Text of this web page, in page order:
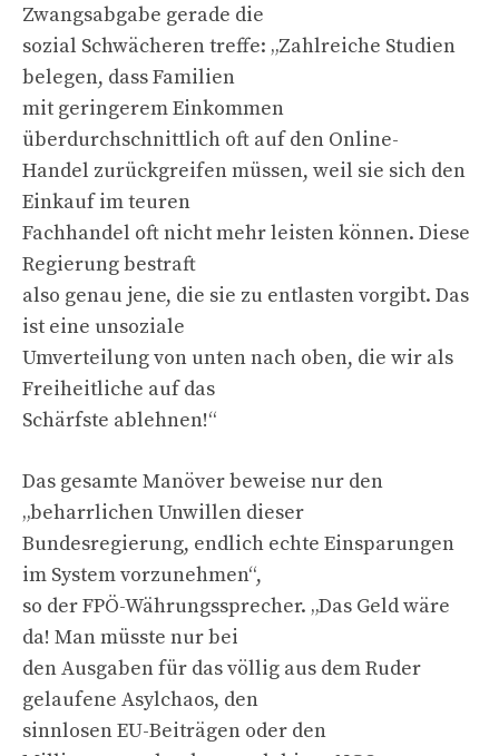
Zwangsabgabe gerade die
sozial Schwächeren treffe: „Zahlreiche Studien
belegen, dass Familien
mit geringerem Einkommen
überdurchschnittlich oft auf den Online-
Handel zurückgreifen müssen, weil sie sich den
Einkauf im teuren
Fachhandel oft nicht mehr leisten können. Diese
Regierung bestraft
also genau jene, die sie zu entlasten vorgibt. Das
ist eine unsoziale
Umverteilung von unten nach oben, die wir als
Freiheitliche auf das
Schärfste ablehnen!“
Das gesamte Manöver beweise nur den
„beharrlichen Unwillen dieser
Bundesregierung, endlich echte Einsparungen
im System vorzunehmen“,
so der FPÖ-Währungssprecher. „Das Geld wäre
da! Man müsste nur bei
den Ausgaben für das völlig aus dem Ruder
gelaufene Asylchaos, den
sinnlosen EU-Beiträgen oder den